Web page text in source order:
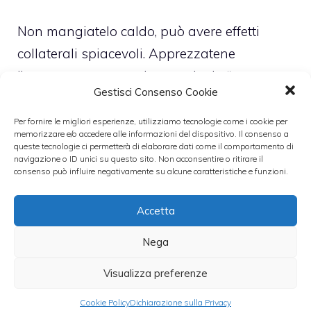
Gestisci Consenso Cookie
Per fornire le migliori esperienze, utilizziamo tecnologie come i cookie per
memorizzare e/o accedere alle informazioni del dispositivo. Il consenso a
queste tecnologie ci permetterà di elaborare dati come il comportamento di
navigazione o ID unici su questo sito. Non acconsentire o ritirare il
consenso può influire negativamente su alcune caratteristiche e funzioni.
Accetta
Nega
Visualizza preferenze
Cookie PolicyDichiarazione sulla Privacy
Non mangiatelo caldo, può avere effetti
collaterali spiacevoli. Apprezzatene
l’amarezza ma sappiate anche la “morte
sua” come dicono a Roma è con lo zucchero
a velo in superficie e con un filo di
marmellata di albicocche nel mezzo. Ah, non
usate la pentola che il buco, così potete